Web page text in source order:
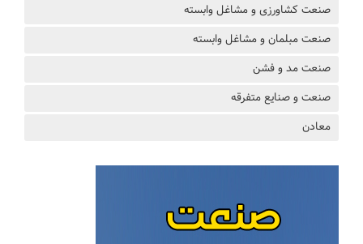
صنعت کشاورزی و مشاغل وابسته
صنعت مبلمان و مشاغل وابسته
صنعت مد و فشن
صنعت و صنایع متفرقه
معادن